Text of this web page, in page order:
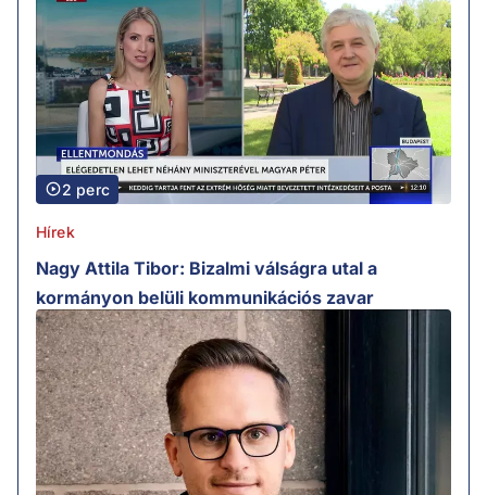
2 perc
Hírek
Nagy Attila Tibor: Bizalmi válságra utal a
kormányon belüli kommunikációs zavar